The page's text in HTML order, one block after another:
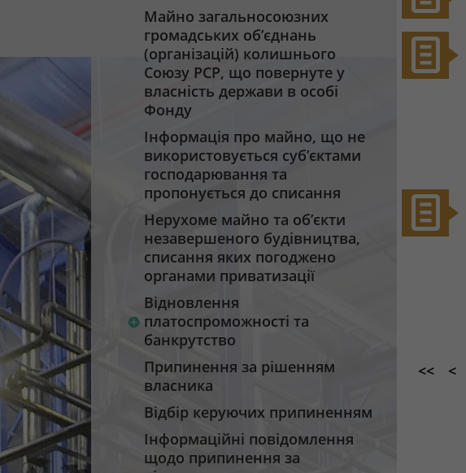
Майно загальносоюзних
громадських об’єднань
(організацій) колишнього
Союзу РСР, що повернуте у
власність держави в особі
Фонду
Інформація про майно, що не
використовується суб’єктами
господарювання та
пропонується до списання
Нерухоме майно та об’єкти
незавершеного будівництва,
списання яких погоджено
органами приватизації
Відновлення
платоспроможності та
банкрутство
Припинення за рішенням
власника
Відбір керуючих припиненням
Інформаційні повідомлення
щодо припинення за
<< <